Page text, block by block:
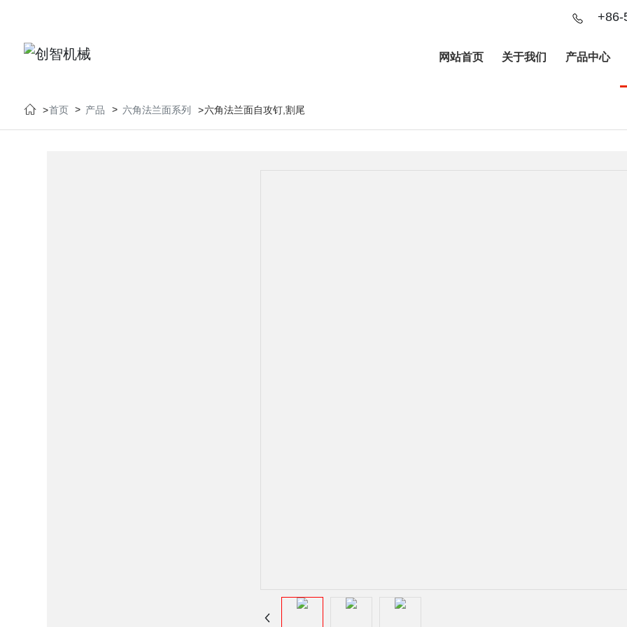
+86-
网站首页 关于我们 产品中心
首页 产品 六角法兰面系列 六角法兰面自攻钉,割尾